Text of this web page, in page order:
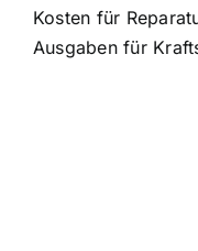
Kosten für
Ausgaben für